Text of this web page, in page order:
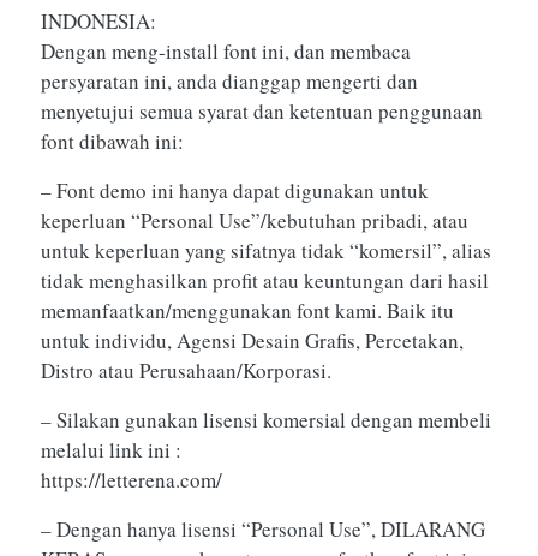
INDONESIA:
Dengan meng-install font ini, dan membaca
persyaratan ini, anda dianggap mengerti dan
menyetujui semua syarat dan ketentuan penggunaan
font dibawah ini:
– Font demo ini hanya dapat digunakan untuk
keperluan “Personal Use”/kebutuhan pribadi, atau
untuk keperluan yang sifatnya tidak “komersil”, alias
tidak menghasilkan profit atau keuntungan dari hasil
memanfaatkan/menggunakan font kami. Baik itu
untuk individu, Agensi Desain Grafis, Percetakan,
Distro atau Perusahaan/Korporasi.
– Silakan gunakan lisensi komersial dengan membeli
melalui link ini :
https://letterena.com/
– Dengan hanya lisensi “Personal Use”, DILARANG